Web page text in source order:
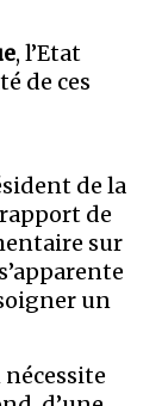
, l’Etat
de ces
de la
de
sur
un